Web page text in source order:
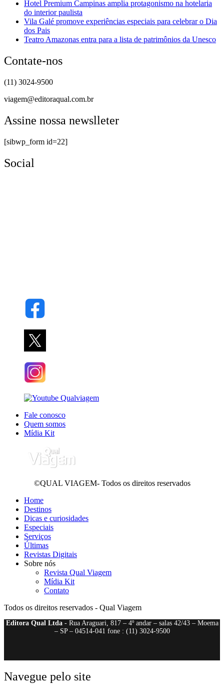
Hotel Premium Campinas amplia protagonismo na hotelaria
do interior paulista
Vila Galé promove experiências especiais para celebrar o Dia
dos Pais
Teatro Amazonas entra para a lista de patrimônios da Unesco
Contate-nos
(11) 3024-9500
viagem@editoraqual.com.br
Assine nossa newslleter
[sibwp_form id=22]
Social
Fale conosco
Quem somos
Mídia Kit
©QUAL VIAGEM- Todos os direitos reservados
Home
Destinos
Dicas e curiosidades
Especiais
Serviços
Últimas
Revistas Digitais
Sobre nós
Revista Qual Viagem
Mídia Kit
Contato
Todos os direitos reservados - Qual Viagem
Editora Qual Ltda- Rua Araguari, 817 – 4º andar – salas 42/43 – Moema
– SP – 04514-041 fone : (11) 3024-9500
Navegue pelo site